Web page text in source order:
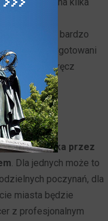
mieście są bardzo
i są przygotowani
chcą lub wręcz
.
jestwędrówka przez
. Dla jednych może to
poczynań, dla
miasta będzie
z profesjonalnym